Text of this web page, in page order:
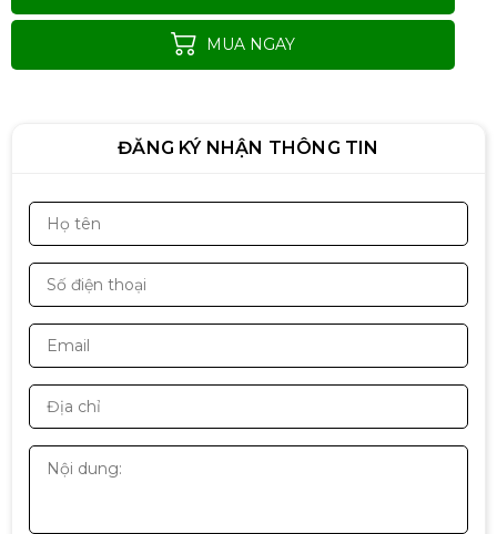
MUA NGAY
ĐĂNG KÝ NHẬN THÔNG TIN
Bộ PC Văn Phòng, Học Tập - Dell
3020 / Cpu I7 / Ram 8/ SSD 256/
Liên hệ
Máy Bộ Văn Phòng Cấu Hình
Liên hệ
Máy Bộ Văn Phòng Cấu Hình
Cao(i7, Ram 16, SSD 515GB,